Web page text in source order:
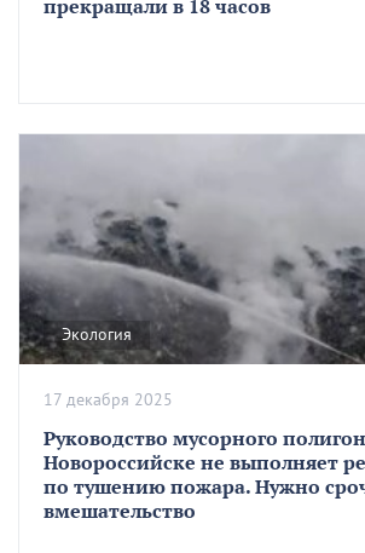
прекращали в 18 часов
Экология
Руководство мусорного
Новороссийске не выполняет
по тушению пожара. Нужно
вмешательство
17 декабря 2025